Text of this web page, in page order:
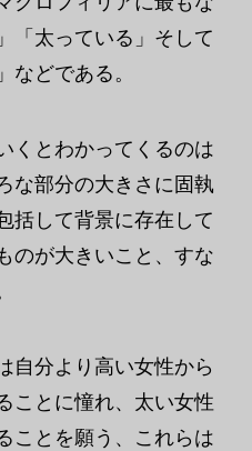
「太っている」そして
などである。
くとわかってくるのは
な部分の大きさに固執
括して背景に存在して
のが大きいこと、すな
自分より高い女性から
ことに憧れ、太い女性
ことを願う、これらは